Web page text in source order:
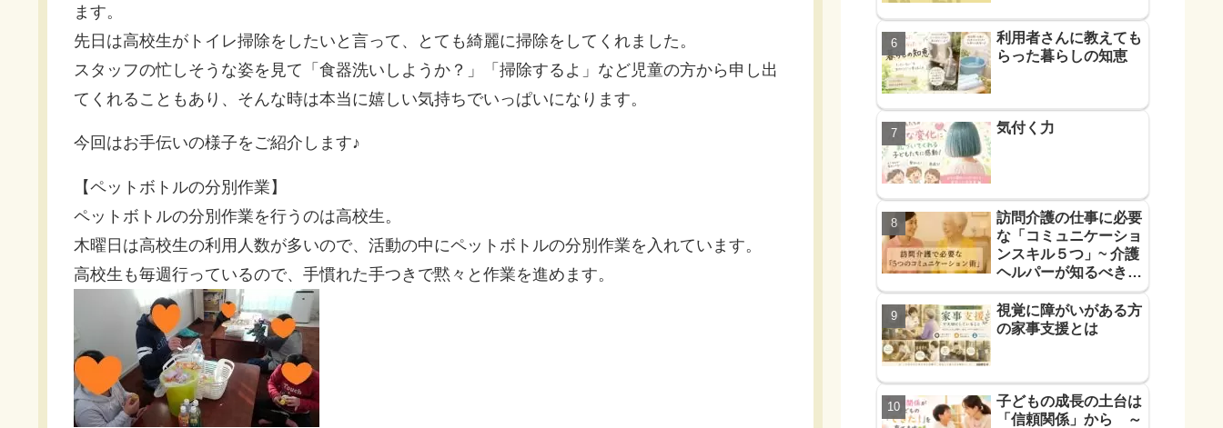
ます。
先日は高校生がトイレ掃除をしたいと言って、とても綺麗に掃除をしてくれました。
スタッフの忙しそうな姿を見て「食器洗いしようか？」「掃除するよ」など児童の方から申し出
てくれることもあり、そんな時は本当に嬉しい気持ちでいっぱいになります。
今回はお手伝いの様子をご紹介します♪
【ペットボトルの分別作業】
ペットボトルの分別作業を行うのは高校生。
木曜日は高校生の利用人数が多いので、活動の中にペットボトルの分別作業を入れています。
高校生も毎週行っているので、手慣れた手つきで黙々と作業を進めます。
利用者さんに教えても
らった暮らしの知恵
気付く力
訪問介護の仕事に必要
な「コミュニケーショ
ンスキル５つ」~ 介護
ヘルパーが知るべき
「信頼に必要なコミュ
力５つ」~
視覚に障がいがある方
の家事支援とは
子どもの成長の土台は
「信頼関係」から ～